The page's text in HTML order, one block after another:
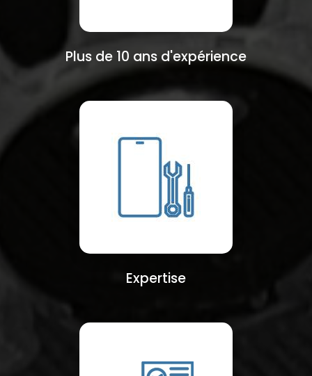
Plus de 10 ans d'expérience
Expertise